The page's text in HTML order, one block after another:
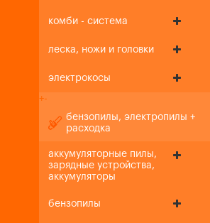
комби - система
леска, ножи и головки
электрокосы
+-
бензопилы, электропилы +
расходка
аккумуляторные пилы,
зарядные устройства,
аккумуляторы
бензопилы